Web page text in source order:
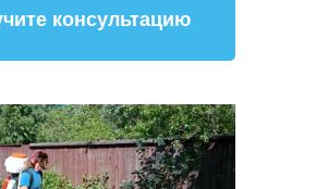
консультацию